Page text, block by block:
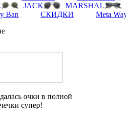
JACK MARSHAL
Ban
СКИДКИ
Meta
очки в полной
супер!